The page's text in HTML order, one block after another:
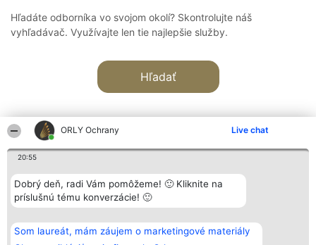
ORLY Ochrany Live chat
20:55
Dobrý deň, radi Vám pomôžeme! 🙂 Kliknite na
príslušnú tému konverzácie! 🙂
Som laureát, mám záujem o marketingové materiály
Hľadáte odborníka vo svojom okolí? Skontrolujte náš
vyhľadávač. Využívajte len tie najlepšie služby.
Hľadať
Organizátor hodnotenia
Bright Side Solutions sp. z o.
o. sp. k.
Wrocław 50-079
KRS 0000749100 | Regon
381313360 | NIP 8943132676
Hodnotenie
Laureáti
Lista
Laureatów
Podmienky
Obchodné
Kontakt
Kontakt